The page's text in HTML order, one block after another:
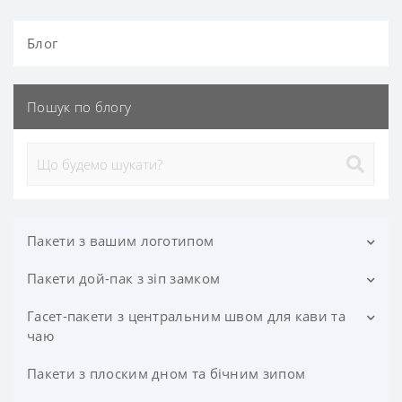
Блог
Пошук по блогу
Пакети з вашим логотипом
Пакети дой-пак із вашим логотипом
Паперові пакети з логотипом
Пакети дой-пак з зіп замком
Дой-пак крафт+метал із замком
Гасет-пакети з центральним швом для кави та
чаю
Гасет-пакет із центральним швом золотий
Пакети з плоским дном та бічним зипом